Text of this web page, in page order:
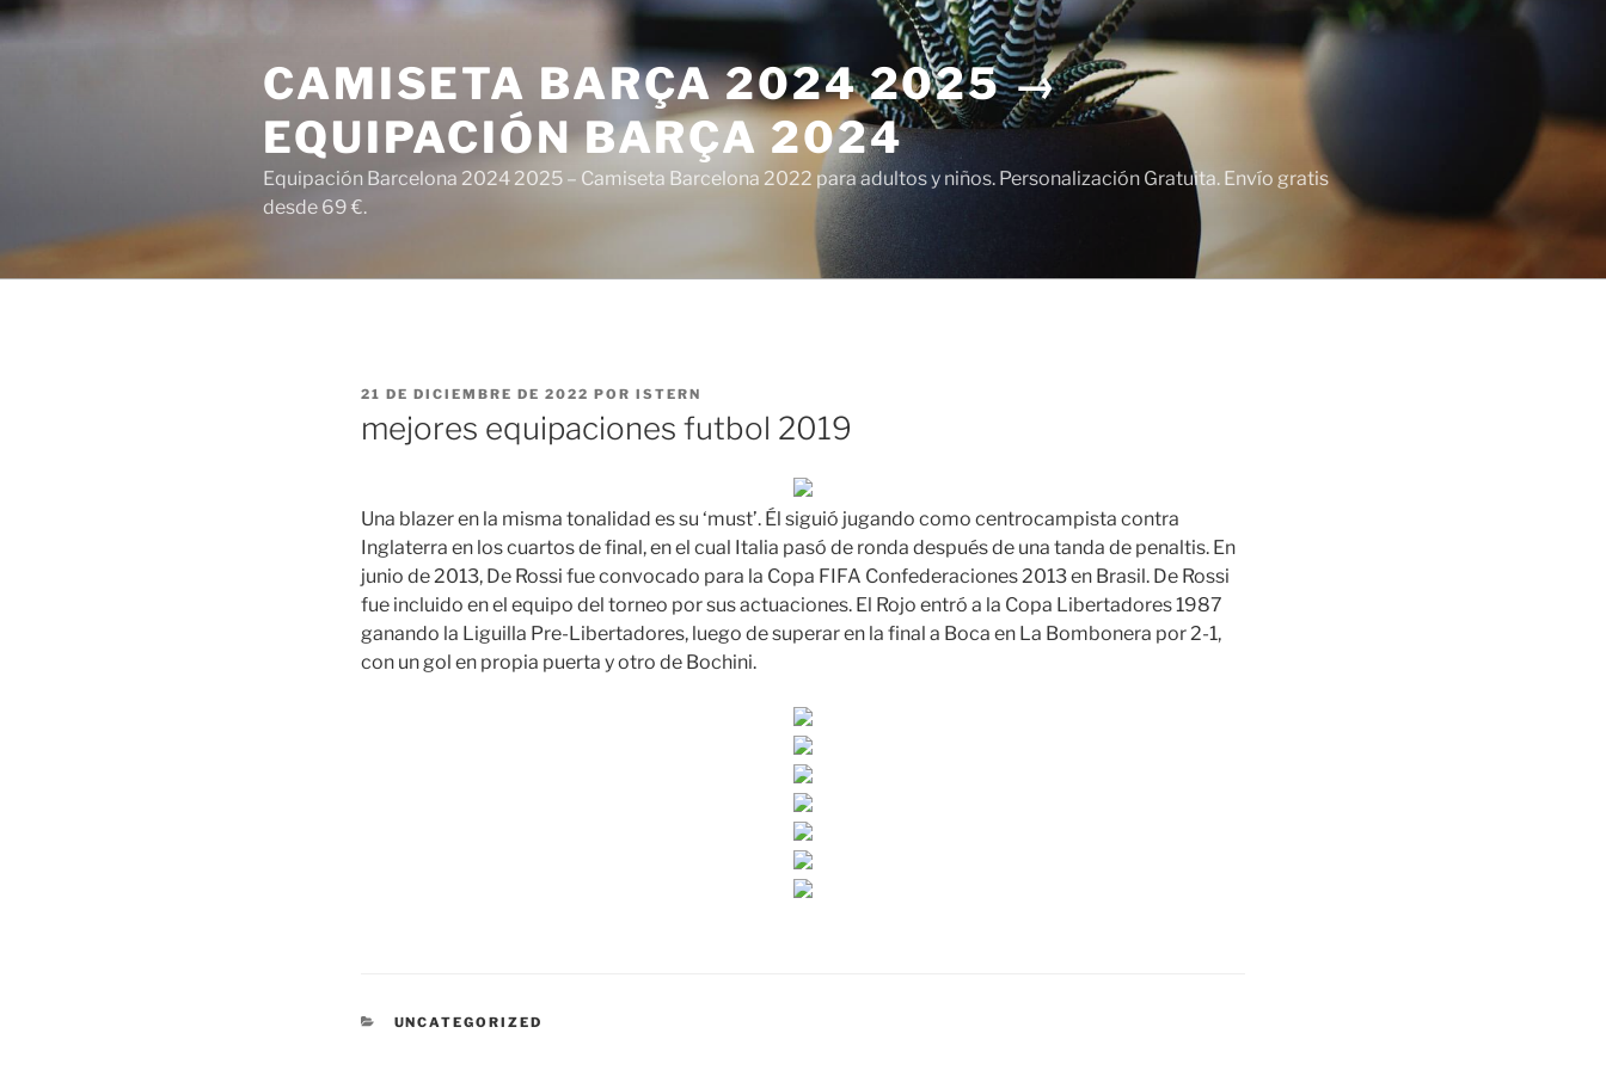
Saltar
al
CAMISETA BARÇA 2024 2025 →
EQUIPACIÓN BARÇA 2024
Equipación Barcelona 2024 2025 – Camiseta Barcelona 2022 para adultos y niños. Personalización Gratuita. Envío gratis
desde 69 €.
PUBLICADO
21 DE DICIEMBRE DE 2022 POR ISTERN
mejores equipaciones futbol 2019
Una blazer en la misma tonalidad es su ‘must’. Él siguió jugando como centrocampista contra
Inglaterra en los cuartos de final, en el cual Italia pasó de ronda después de una tanda de penaltis. En
junio de 2013, De Rossi fue convocado para la Copa FIFA Confederaciones 2013 en Brasil. De Rossi
fue incluido en el equipo del torneo por sus actuaciones. El Rojo entró a la Copa Libertadores 1987
ganando la Liguilla Pre-Libertadores, luego de superar en la final a Boca en La Bombonera por 2-1,
con un gol en propia puerta y otro de Bochini.
CATEGORÍAS
UNCATEGORIZED